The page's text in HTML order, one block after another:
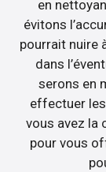
en
évitons
pourrait nuire
dans
serons en
effectuer
vous avez la
pour vous